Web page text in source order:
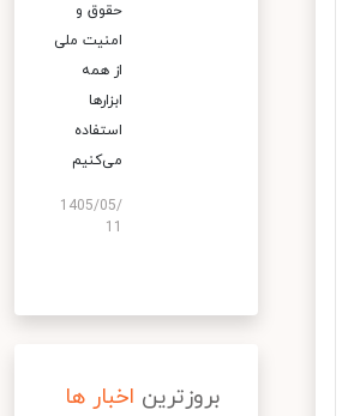
حقوق و
امنیت ملی
از همه
ابزارها
استفاده
می‌کنیم
1405/05/
بروزترین اخبار ها